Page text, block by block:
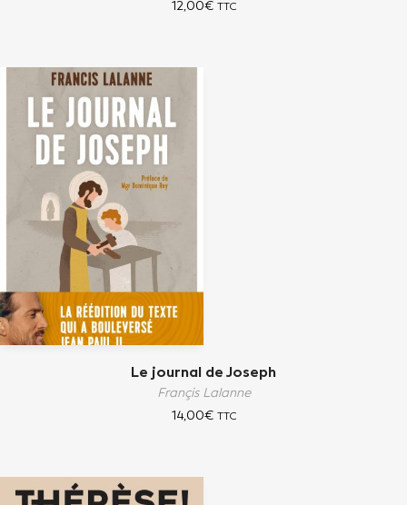
12,00€ TTC
Le journal de Joseph
Françis Lalanne
14,00€ TTC